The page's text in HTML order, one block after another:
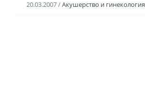
20.03.2007 /Акушерство и гинекология